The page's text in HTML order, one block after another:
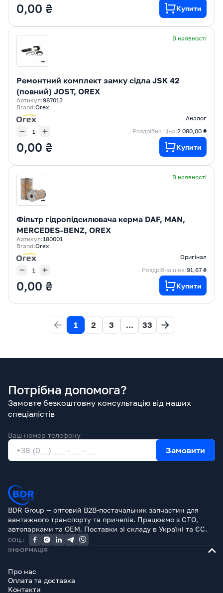
0,00 ₴ Купити
В наявності
Ремонтний комплект замку сідла JSK 42
(повний) JOST, OREX
Артикул:987013
Brand:Orex
Аналог
Роздрібна ціна:2 080,00 ₴
0,00 ₴ Купити
В наявності
Фільтр гідропідсилювача керма DAF, MAN,
MERCEDES-BENZ, OREX
Артикул:180001
Brand:Orex
Оригінал
Роздрібна ціна:91,67 ₴
0,00 ₴ Купити
1 2 3 ... 33
Потрібна допомога?
Замовте безкоштовну консультацію від наших
спеціалістів
Ваш номер телефону
Замовити
BDR Group — оптовий B2B-постачальник запчастин для
вантажного транспорту та причепів. Працюємо з СТО,
автопарками та OEM. Поставки зі складу в Україні та ЄС.
СОЦ.:
ІНФОРМАЦІЯ
Про нас
Оплата та доставка
Контакти